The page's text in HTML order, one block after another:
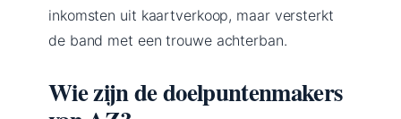
inkomsten uit kaartverkoop, maar versterkt
de band met een trouwe achterban.
Wie zijn de doelpuntenmakers